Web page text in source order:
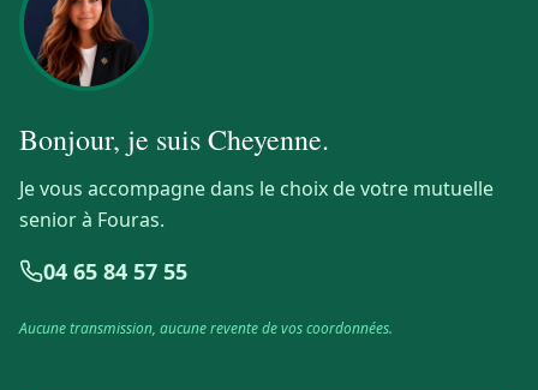
Bonjour, je suisCheyenne.
Je vous accompagne dans le choix de votre mutuelle
senior à Fouras.
04 65 84 57 55
Aucune transmission, aucune revente de vos coordonnées.